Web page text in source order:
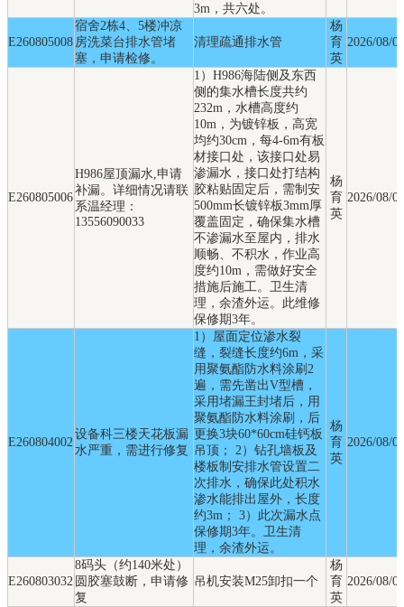
3m，共六处。
E260805008
宿舍2栋4、5楼冲凉
房洗菜台排水管堵
塞，申请检修。
清理疏通排水管
杨
育
英
2026/08/05
E260805006
H986屋顶漏水,申请
补漏。详细情况请联
系温经理：
13556090033
1）H986海陆侧及东西
侧的集水槽长度共约
232m，水槽高度约
10m，为镀锌板，高宽
均约30cm，每4-6m有板
材接口处，该接口处易
渗漏水，接口处打结构
胶粘贴固定后，需制安
500mm长镀锌板3mm厚
覆盖固定，确保集水槽
不渗漏水至屋内，排水
顺畅、不积水，作业高
度约10m，需做好安全
措施后施工。卫生清
理，余渣外运。此维修
保修期3年。
杨
育
英
2026/08/05
E260804002
设备科三楼天花板漏
水严重，需进行修复
1）屋面定位渗水裂
缝，裂缝长度约6m，采
用聚氨酯防水料涂刷2
遍，需先凿出V型槽，
采用堵漏王封堵后，用
聚氨酯防水料涂刷，后
更换3块60*60cm硅钙板
吊顶； 2）钻孔墙板及
楼板制安排水管设置二
次排水，确保此处积水
渗水能排出屋外，长度
约3m； 3）此次漏水点
保修期3年。卫生清
理，余渣外运。
杨
育
英
2026/08/05
E260803032
8码头（约140米处）
圆胶塞鼓断，申请修
复
吊机安装M25卸扣一个
杨
育
英
2026/08/05